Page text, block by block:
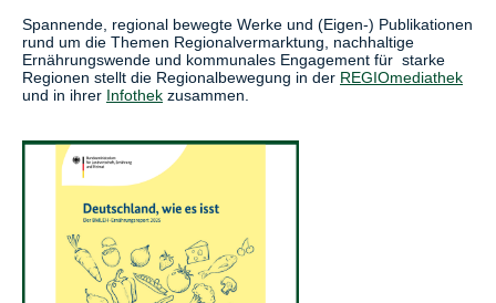
Spannende, regional bewegte Werke und (Eigen-) Publikationen
rund um die Themen Regionalvermarktung, nachhaltige
Ernährungswende und kommunales Engagement für starke
Regionen stellt die Regionalbewegung in der REGIOmediathek
und in ihrer Infothek zusammen.